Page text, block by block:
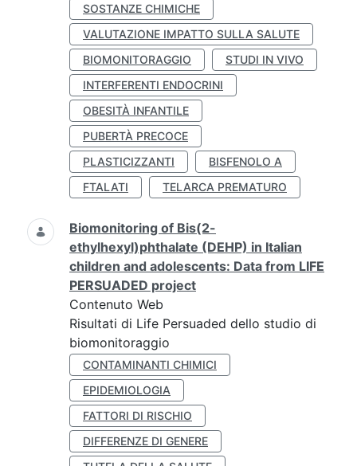
SOSTANZE CHIMICHE
VALUTAZIONE IMPATTO SULLA SALUTE
BIOMONITORAGGIO
STUDI IN VIVO
INTERFERENTI ENDOCRINI
OBESITÀ INFANTILE
PUBERTÀ PRECOCE
PLASTICIZZANTI
BISFENOLO A
FTALATI
TELARCA PREMATURO
Biomonitoring of Bis(2-
ethylhexyl)phthalate (DEHP) in Italian
children and adolescents: Data from LIFE
PERSUADED project
Contenuto Web
Risultati di Life Persuaded dello studio di
biomonitoraggio
CONTAMINANTI CHIMICI
EPIDEMIOLOGIA
FATTORI DI RISCHIO
DIFFERENZE DI GENERE